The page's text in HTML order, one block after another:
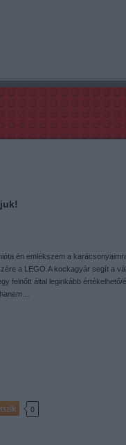
én emlékszem a
a LEGO.A kockagyár segít a
felnőtt által leginkább értékelhető/
0